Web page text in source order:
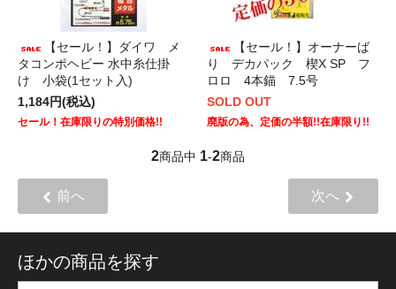
【セール！】ダイワ メ
タコンポヘビー 水中糸仕掛
け 小袋(1セット入)
1,184円(税込)
セール！在庫限りの特別価格!!
【セール！】オーナーば
り デカパック 楔X SP フ
ロロ 4本錨 7.5号
SOLD OUT
廃版の為、定価の半額!!在庫限り!!
2商品中 1-2商品
前へ 次へ
ほかの商品を探す